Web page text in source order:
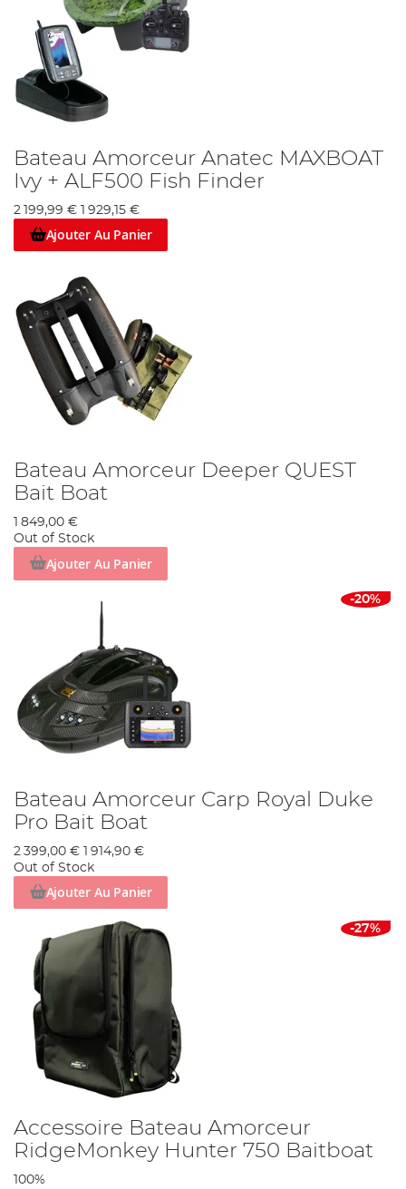
Bateau Amorceur Anatec MAXBOAT
Ivy + ALF500 Fish Finder
2 199,99 € 1 929,15 €
Ajouter Au Panier
Bateau Amorceur Deeper QUEST
Bait Boat
1 849,00 €
Out of Stock
Ajouter Au Panier
-20%
Bateau Amorceur Carp Royal Duke
Pro Bait Boat
2 399,00 € 1 914,90 €
Out of Stock
Ajouter Au Panier
-27%
Accessoire Bateau Amorceur
RidgeMonkey Hunter 750 Baitboat
100%